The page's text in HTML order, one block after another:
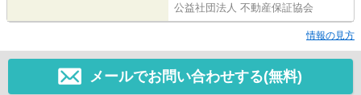
公益社団法人 不動産保証協会
情報の見方
メールでお問い合わせする(無料)